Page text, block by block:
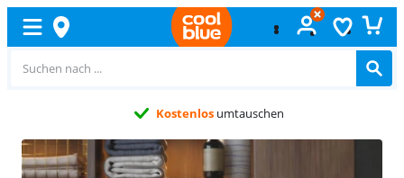
Kostenlos umtauschen